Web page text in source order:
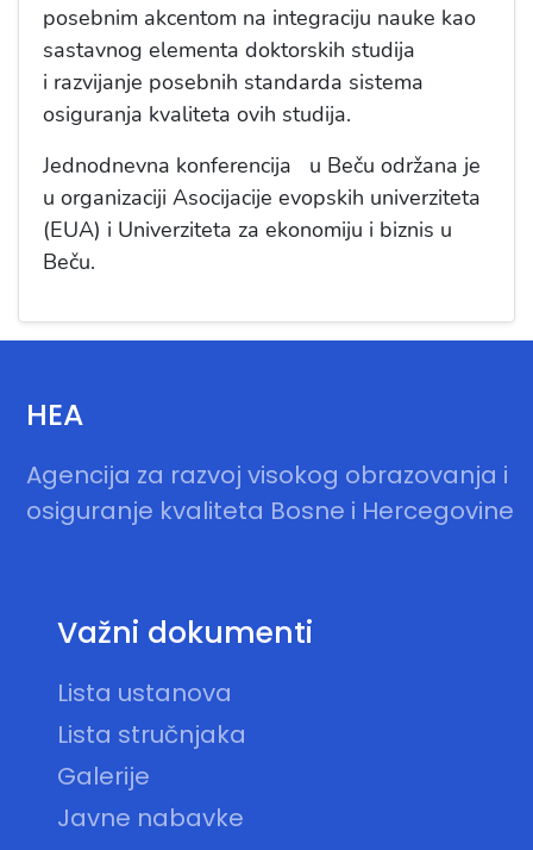
posebnim akcentom na integraciju nauke kao
sastavnog elementa doktorskih studija
i razvijanje posebnih standarda sistema
osiguranja kvaliteta ovih studija.
Jednodnevna konferencija u Beču održana je
u organizaciji Asocijacije evopskih univerziteta
(EUA) i Univerziteta za ekonomiju i biznis u
Beču.
HEA
Agencija za razvoj visokog obrazovanja i
osiguranje kvaliteta Bosne i Hercegovine
Važni dokumenti
Lista ustanova
Lista stručnjaka
Galerije
Javne nabavke